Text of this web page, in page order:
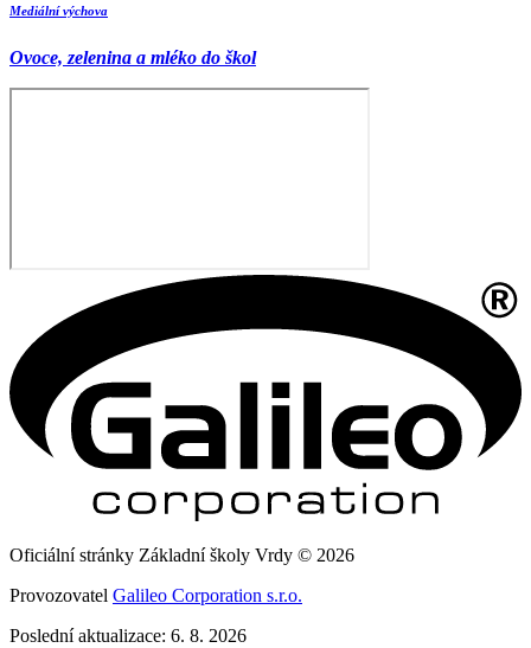
Mediální výchova
Ovoce, zelenina a mléko do škol
Oficiální stránky Základní školy Vrdy © 2026
Provozovatel Galileo Corporation s.r.o.
Poslední aktualizace: 6. 8. 2026